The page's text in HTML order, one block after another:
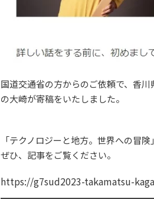
国道交通省の方からのご依頼で、香
の大崎が寄稿をいたしました。
「テクノロジーと地方。世界への冒
ぜひ、記事をご覧ください。
https://g7sud2023-takamatsu-